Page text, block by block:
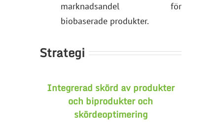
marknadsandel för
biobaserade produkter.
Strategi
Integrerad skörd av produkter
och biprodukter och
skördeoptimering